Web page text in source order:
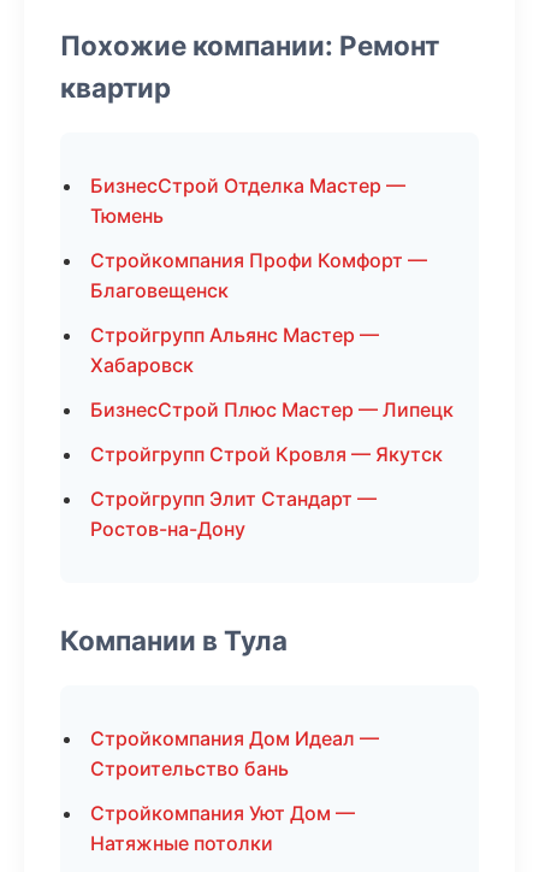
Похожие компании: Ремонт
квартир
БизнесСтрой Отделка Мастер —
Тюмень
Стройкомпания Профи Комфорт —
Благовещенск
Стройгрупп Альянс Мастер —
Хабаровск
БизнесСтрой Плюс Мастер — Липецк
Стройгрупп Строй Кровля — Якутск
Стройгрупп Элит Стандарт —
Ростов-на-Дону
Компании в Тула
Стройкомпания Дом Идеал —
Строительство бань
Стройкомпания Уют Дом —
Натяжные потолки